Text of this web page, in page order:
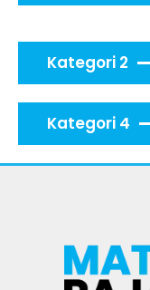
Kategori 2
Kategori 4